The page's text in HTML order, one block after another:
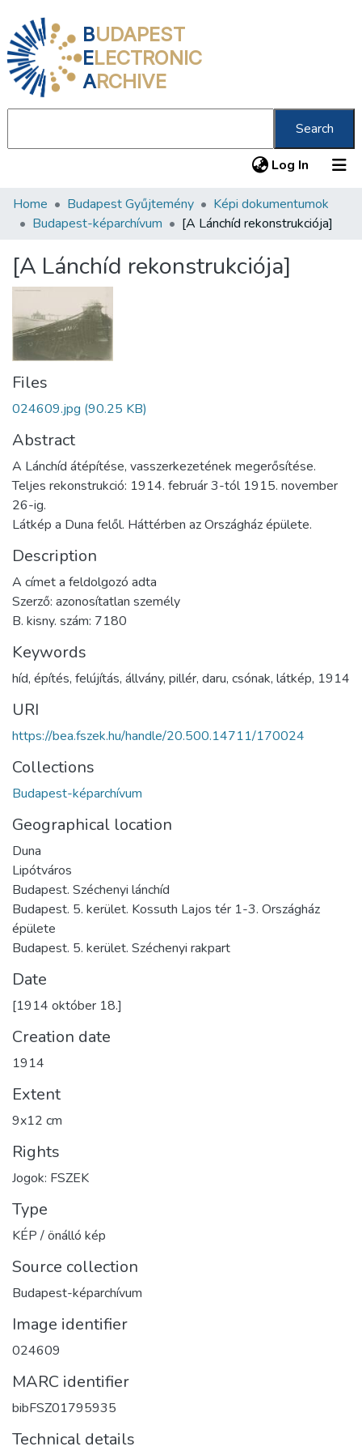
BUDAPEST
ELECTRONIC
ARCHIVE
Search
Log In (current)
Communities & Collections
Statistics
Home Budapest Gyűjtemény
Képi dokumentumok
Budapest-képarchívum
[A Lánchíd rekonstrukciója]
[A Lánchíd rekonstrukciója]
Files
024609.jpg (90.25 KB)
Abstract
A Lánchíd átépítése, vasszerkezetének megerősítése.
Teljes rekonstrukció: 1914. február 3-tól 1915. november
26-ig.
Látkép a Duna felől. Háttérben az Országház épülete.
Description
A címet a feldolgozó adta
Szerző: azonosítatlan személy
B. kisny. szám: 7180
Keywords
híd, építés, felújítás, állvány, pillér, daru, csónak, látkép, 1914
URI
https://bea.fszek.hu/handle/20.500.14711/170024
Collections
Budapest-képarchívum
Geographical location
Duna
Lipótváros
Budapest. Széchenyi lánchíd
Budapest. 5. kerület. Kossuth Lajos tér 1-3. Országház
épülete
Budapest. 5. kerület. Széchenyi rakpart
Date
[1914 október 18.]
Creation date
1914
Extent
9x12 cm
Rights
Jogok: FSZEK
Type
KÉP / önálló kép
Source collection
Budapest-képarchívum
Image identifier
024609
MARC identifier
bibFSZ01795935
Technical details